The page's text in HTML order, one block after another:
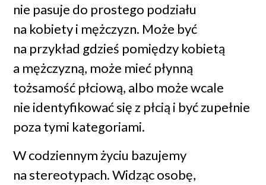
Osoby interpłciowe włącza się
w społeczność LGBT+,
bo duża część ich problemów
wynika nie tyle z wrodzonych
cech, co z nierównego
traktowania, które funduje
Jeśli chcesz wiedzieć więcej
nie pasuje do prostego podziału
na kobiety i mężczyzn. Może być
na przykład gdzieś pomiędzy kobietą
a mężczyzną, może mieć płynną
tożsamość płciową, albo może wcale
nie identyfikować się z płcią i być zupełnie
poza tymi kategoriami.
W codziennym życiu bazujemy
na stereotypach. Widząc osobę,